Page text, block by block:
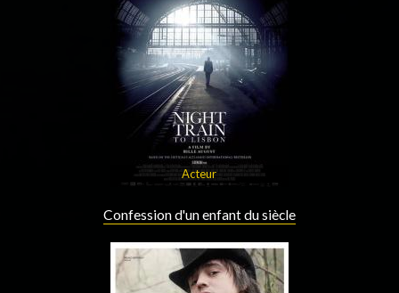
Acteur
Confession d'un enfant du siècle